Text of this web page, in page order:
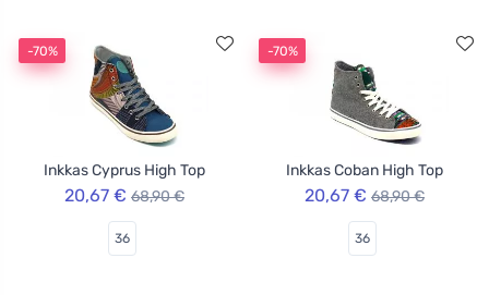
-70%
Inkkas Cyprus High Top
20,67 € 68,90 €
36
-70%
Inkkas Coban High Top
20,67 € 68,90 €
36